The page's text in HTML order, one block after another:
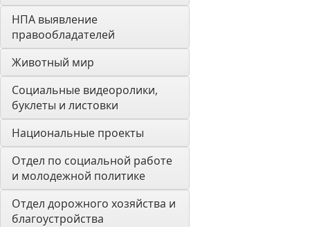
НПА выявление
правообладателей
Животный мир
Социальные видеоролики,
буклеты и листовки
Национальные проекты
Отдел по социальной работе
и молодежной политике
Отдел дорожного хозяйства и
благоустройства